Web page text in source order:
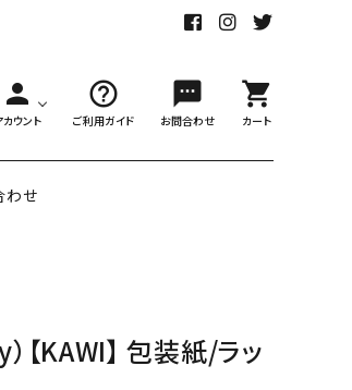
person
カウント
help_outline
ご利用ガイド
sms
お問合わせ
shopping_cart
カート
わせ
KAWI】 包装紙/ラッ